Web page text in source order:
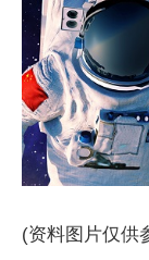
(资料图片仅供